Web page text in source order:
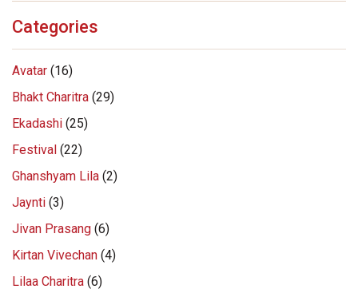
Categories
Avatar (16)
Bhakt Charitra (29)
Ekadashi (25)
Festival (22)
Ghanshyam Lila (2)
Jaynti (3)
Jivan Prasang (6)
Kirtan Vivechan (4)
Lilaa Charitra (6)